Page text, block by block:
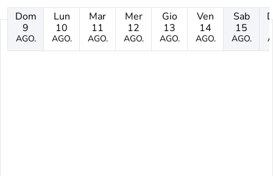
Dom
9
AGO.
Lun
10
AGO.
Mar
11
AGO.
Mer
12
AGO.
Gio
13
AGO.
Ven
14
AGO.
Sab
15
AGO.